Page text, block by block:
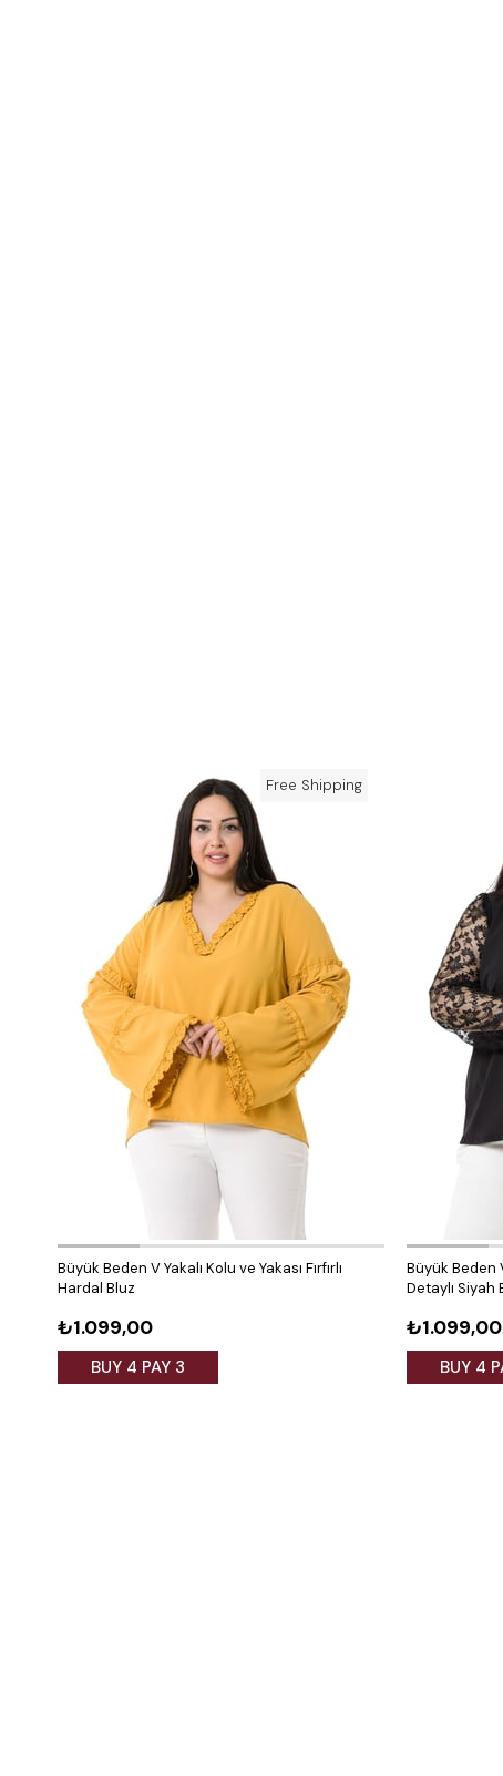
Büyük Beden V Yakalı Kolu ve Yakası Fırfırlı
Hardal Bluz
₺1.099,00
BUY 4 PAY 3
Free Shipping
Büyük Beden
Detaylı Siyah
₺1.099,00
BUY 4